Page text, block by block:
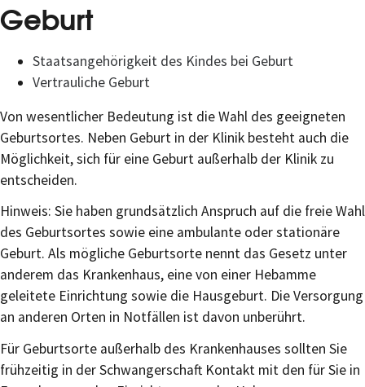
Geburt
Staatsangehörigkeit des Kindes bei Geburt
Vertrauliche Geburt
Von wesentlicher Bedeutung ist die Wahl des geeigneten
Geburtsortes. Neben Geburt in der Klinik besteht auch die
Möglichkeit, sich für eine Geburt außerhalb der Klinik zu
entscheiden.
Hinweis: Sie haben grundsätzlich Anspruch auf die freie Wahl
des Geburtsortes sowie eine ambulante oder stationäre
Geburt. Als mögliche Geburtsorte nennt das Gesetz unter
anderem das Krankenhaus, eine von einer Hebamme
geleitete Einrichtung sowie die Hausgeburt. Die Versorgung
an anderen Orten in Notfällen ist davon unberührt.
Für Geburtsorte außerhalb des Krankenhauses sollten Sie
frühzeitig in der Schwangerschaft Kontakt mit den für Sie in